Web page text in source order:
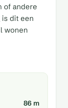
of andere
dit een
wonen
86 m